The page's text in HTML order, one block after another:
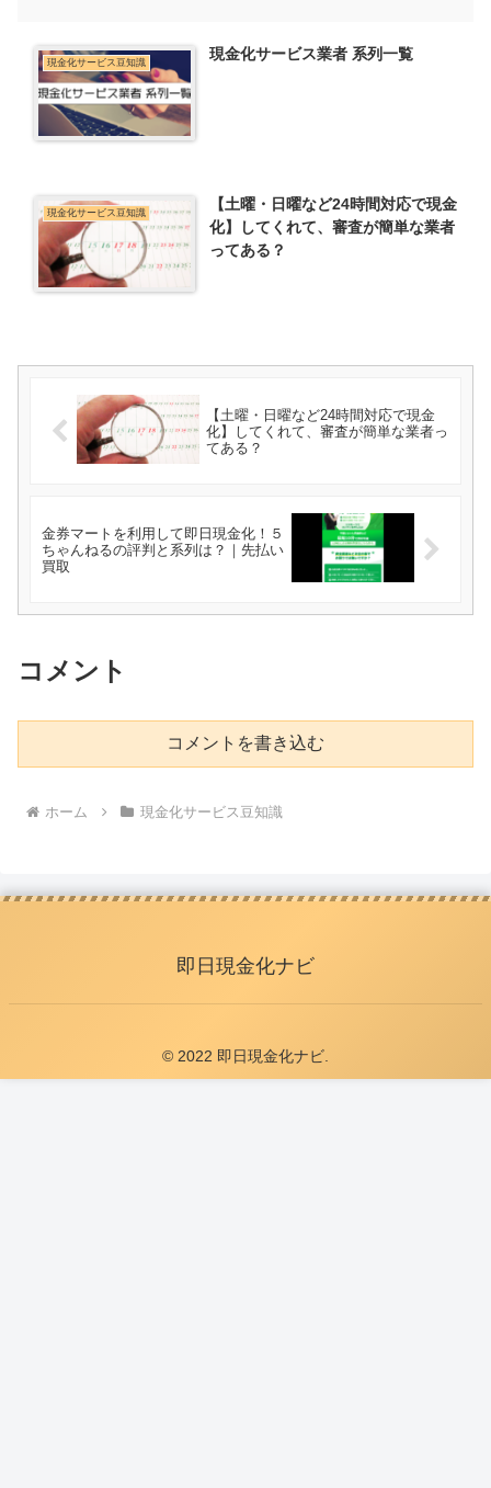
現金化サービス豆知識 現金化サービス業者 系列一覧
現金化サービス豆知識
【土曜・日曜など24時間対応で現金
化】してくれて、審査が簡単な業者
ってある？
【土曜・日曜など24時間対応で現金
化】してくれて、審査が簡単な業者っ
てある？
金券マートを利用して即日現金化！５
ちゃんねるの評判と系列は？｜先払い
買取
コメント
コメントを書き込む
ホーム 現金化サービス豆知識
即日現金化ナビ
© 2022 即日現金化ナビ.